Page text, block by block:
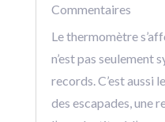
Commentaires
Le thermomètre
n’est pas seulement
records. C’est aussi
des escapades, une